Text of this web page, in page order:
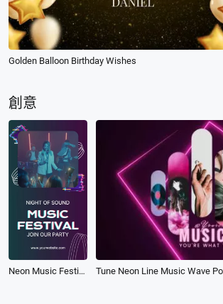
Golden Balloon Birthday Wishes
創意
Neon Music Festival Event Promo